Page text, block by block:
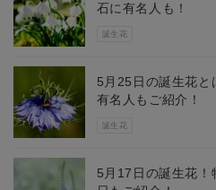
誕生花
石に有名人も！
誕生花
5月25日の誕生花と
有名人もご紹介！
5月17日の誕生花！